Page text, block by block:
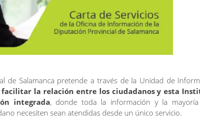
de Salamanca pretende a través de la Unidad de
facilitar la relación entre los ciudadanos y esta
integrada, donde toda la información y la
necesiten sean atendidas desde un único servicio.